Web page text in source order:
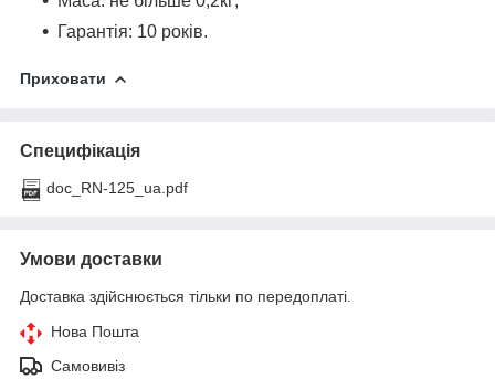
Гарантія: 10 років.
Приховати
Специфікація
doc_RN-125_ua.pdf
Умови доставки
Доставка здійснюється тільки по передоплаті.
Нова Пошта
Самовивіз